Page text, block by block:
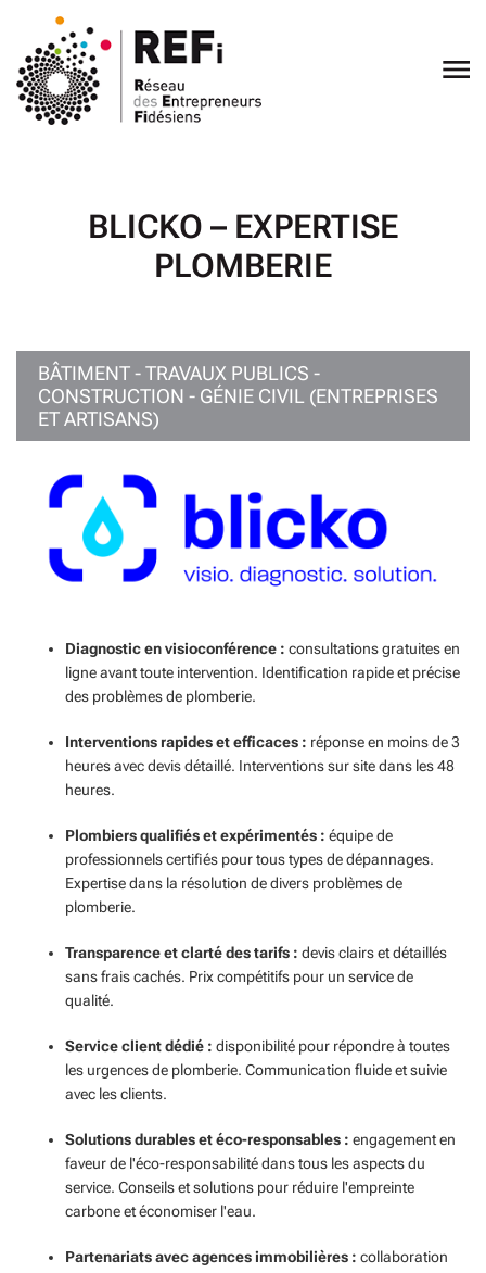
BLICKO – EXPERTISE
PLOMBERIE
BÂTIMENT - TRAVAUX PUBLICS -
CONSTRUCTION - GÉNIE CIVIL (ENTREPRISES
ET ARTISANS)
Diagnostic en visioconférence : consultations gratuites en
ligne avant toute intervention. Identification rapide et précise
des problèmes de plomberie.
Interventions rapides et efficaces : réponse en moins de 3
heures avec devis détaillé. Interventions sur site dans les 48
heures.
Plombiers qualifiés et expérimentés : équipe de
professionnels certifiés pour tous types de dépannages.
Expertise dans la résolution de divers problèmes de
plomberie.
Transparence et clarté des tarifs : devis clairs et détaillés
sans frais cachés. Prix compétitifs pour un service de
qualité.
Service client dédié : disponibilité pour répondre à toutes
les urgences de plomberie. Communication fluide et suivie
avec les clients.
Solutions durables et éco-responsables : engagement en
faveur de l'éco-responsabilité dans tous les aspects du
service. Conseils et solutions pour réduire l'empreinte
carbone et économiser l'eau.
Partenariats avec agences immobilières : collaboration